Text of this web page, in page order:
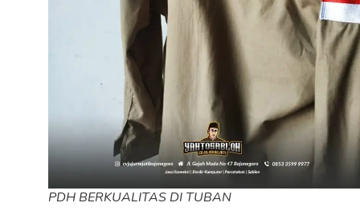
PDH BERKUALITAS DI TUBAN